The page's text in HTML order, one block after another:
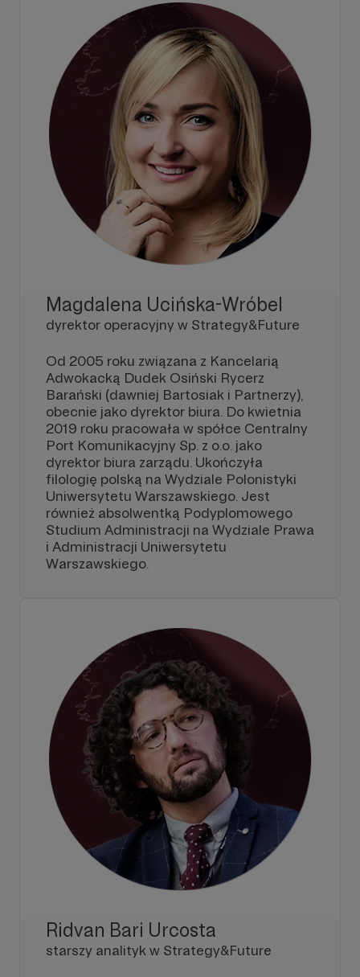
Magdalena Ucińska-Wróbel
dyrektor operacyjny w Strategy&Future
Od 2005 roku związana z Kancelarią
Adwokacką Dudek Osiński Rycerz
Barański (dawniej Bartosiak i Partnerzy),
obecnie jako dyrektor biura. Do kwietnia
2019 roku pracowała w spółce Centralny
Port Komunikacyjny Sp. z o.o. jako
dyrektor biura zarządu. Ukończyła
filologię polską na Wydziale Polonistyki
Uniwersytetu Warszawskiego. Jest
również absolwentką Podyplomowego
Studium Administracji na Wydziale Prawa
i Administracji Uniwersytetu
Warszawskiego.
Ridvan Bari Urcosta
starszy analityk w Strategy&Future